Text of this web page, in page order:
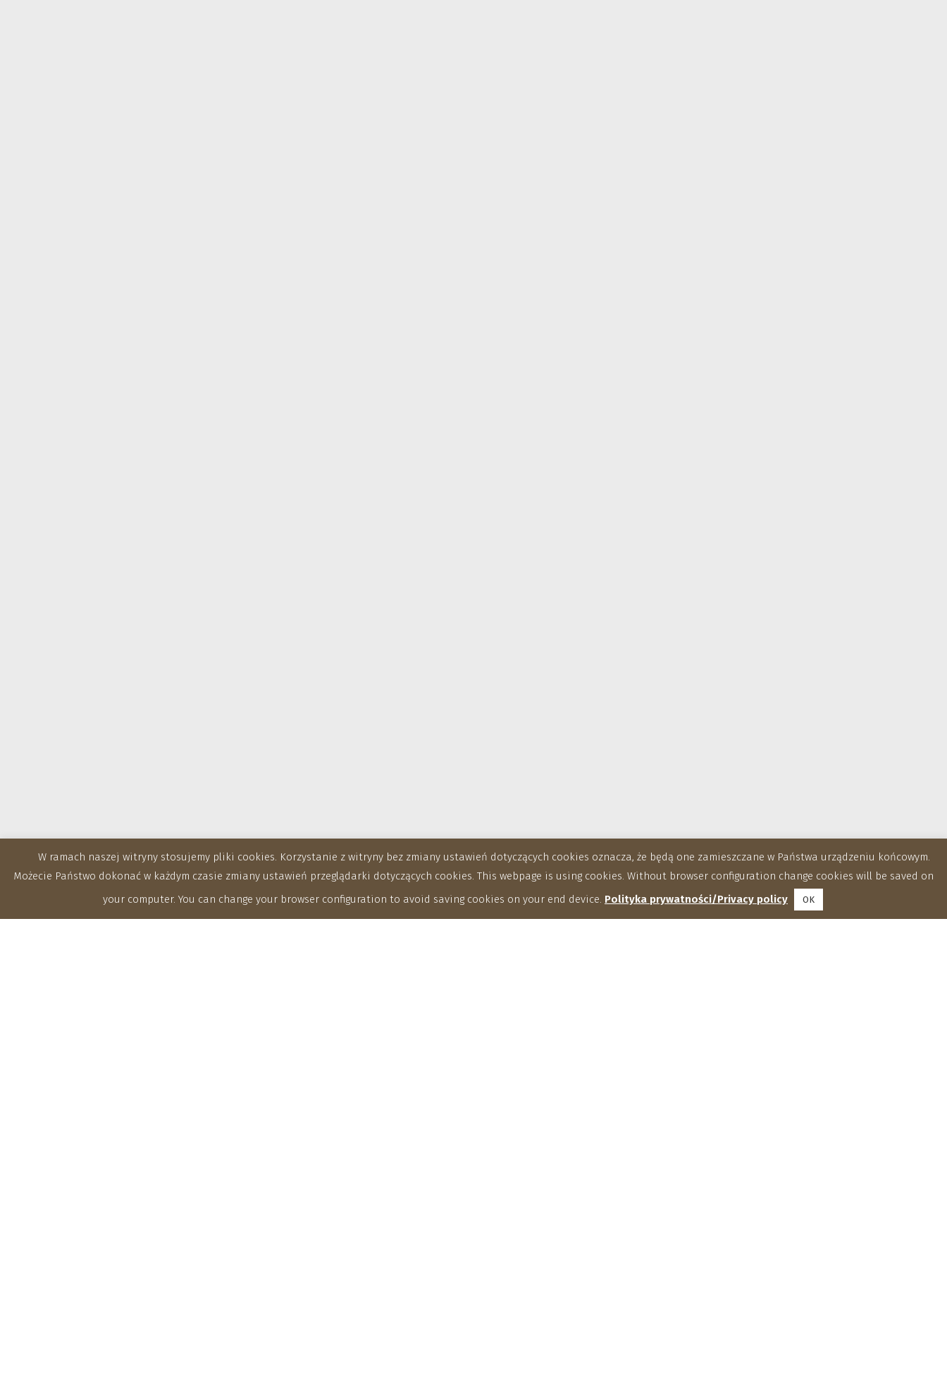
W ramach naszej witryny stosujemy pliki cookies. Korzystanie z witryny bez zmiany ustawień dotyczących cookies oznacza, że będą one zamieszczane w Państwa urządzeniu końcowym.
Możecie Państwo dokonać w każdym czasie zmiany ustawień przeglądarki dotyczących cookies. This webpage is using cookies. Without browser configuration change cookies will be saved on
your computer. You can change your browser configuration to avoid saving cookies on your end device. Polityka prywatności/Privacy policy OK